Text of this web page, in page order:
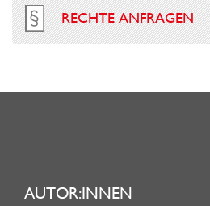
RECHTE ANFRAGEN
AUTOR:INNEN